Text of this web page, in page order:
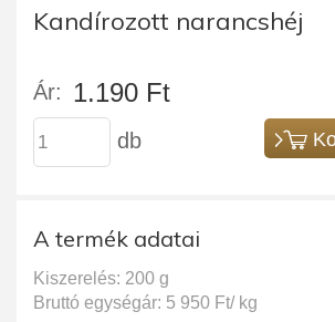
Kandírozott narancshéj
Ár: 1.190 Ft
db
A termék adatai
Kiszerelés: 200 g
Bruttó egységár: 5 950 Ft/ kg